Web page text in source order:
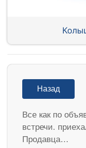
Назад
Все как по
встречи.
Продавца…